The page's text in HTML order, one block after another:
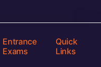
Entrance
Exams
Quick
Links